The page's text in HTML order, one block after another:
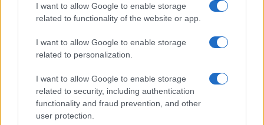
I want to allow Google to enable storage
related to functionality of the website or app.
I want to allow Google to enable storage
related to personalization.
I want to allow Google to enable storage
related to security, including authentication
functionality and fraud prevention, and other
user protection.
Diego Romero · 7 Ago 2026